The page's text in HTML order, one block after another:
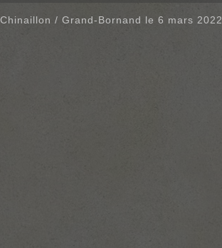
/ Grand-Bornand le 6 mars 2022